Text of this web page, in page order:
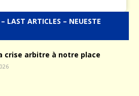
LAST ARTICLES – NEUESTE
crise arbitre à notre place